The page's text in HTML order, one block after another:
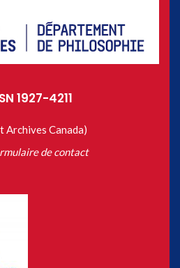
1927-4211
Archives Canada)
de contact